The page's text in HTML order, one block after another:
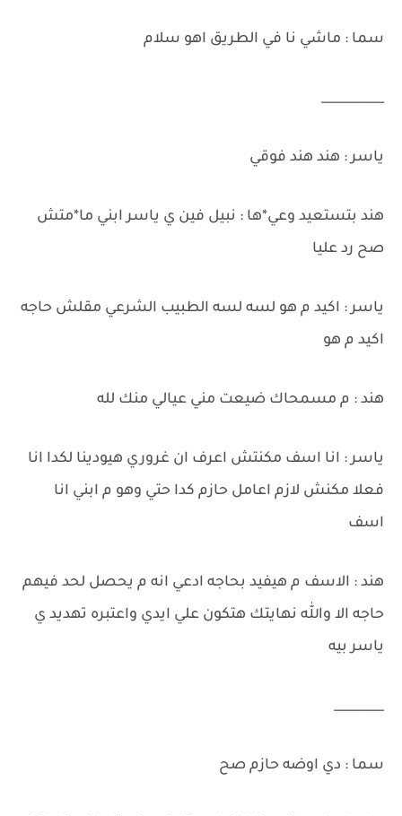
سما : ماشي نا في الطريق اهو سلام
__________
ياسر : هند هند فوقي
هند بتستعيد وعي*ها : نبيل فين ي ياسر ابني ما*متش
صح رد عليا
ياسر : اكيد م هو لسه لسه الطبيب الشرعي مقلش حاجه
اكيد م هو
هند : م مسمحاك ضيعت مني عيالي منك لله
ياسر : انا اسف مكنتش اعرف ان غروري هيودينا لكدا انا
فعلا مكنش لازم اعامل حازم كدا حتي وهو م ابني انا
اسف
هند : الاسف م هيفيد بحاجه ادعي انه م يحصل لحد فيهم
حاجه الا والله نهايتك هتكون علي ايدي واعتبره تهديد ي
ياسر بيه
________
سما : دي اوضه حازم صح